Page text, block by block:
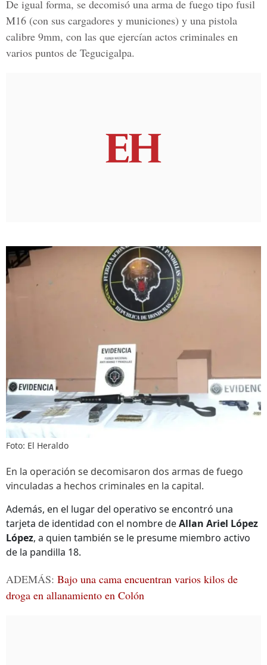
De igual forma, se decomisó una arma de fuego tipo fusil
M16 (con sus cargadores y municiones) y una pistola
calibre 9mm, con las que ejercían actos criminales en
varios puntos de Tegucigalpa.
Foto: El Heraldo
En la operación se decomisaron dos armas de fuego
vinculadas a hechos criminales en la capital.
Además, en el lugar del operativo se encontró una
tarjeta de identidad con el nombre deAllan Ariel López
López, a quien también se le presume miembro activo
de la pandilla 18.
ADEMÁS: Bajo una cama encuentran varios kilos de
droga en allanamiento en Colón